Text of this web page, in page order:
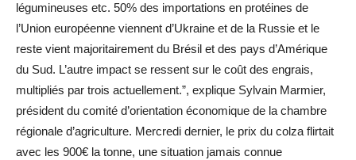
légumineuses etc. 50% des importations en protéines de
l’Union européenne viennent d’Ukraine et de la Russie et le
reste vient majoritairement du Brésil et des pays d’Amérique
du Sud. L’autre impact se ressent sur le coût des engrais,
multipliés par trois actuellement.”, explique Sylvain Marmier,
président du comité d’orientation économique de la chambre
régionale d’agriculture. Mercredi dernier, le prix du colza flirtait
avec les 900€ la tonne, une situation jamais connue